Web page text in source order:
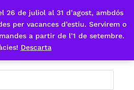
26 de juliol al 31 d’agost, ambdós
per vacances d’estiu. Servirem o
a partir de l’1 de setembre.
Descarta